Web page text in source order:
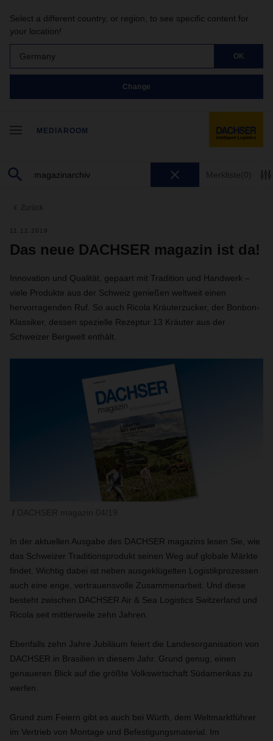
Select a different country, or region, to see specific content for
your location!
Germany OK
Change
MEDIAROOM
Merkliste(0)
Zurück
11.12.2019
Das neue DACHSER magazin ist da!
Innovation und Qualität, gepaart mit Tradition und Handwerk –
viele Produkte aus der Schweiz genießen weltweit einen
hervorragenden Ruf. So auch Ricola Kräuterzucker, der Bonbon-
Klassiker, dessen spezielle Rezeptur 13 Kräuter aus der
Schweizer Bergwelt enthält.
In der aktuellen Ausgabe des DACHSER magazins lesen Sie, wie
das Schweizer Traditionsprodukt seinen Weg auf globale Märkte
findet. Wichtig dabei ist neben ausgeklügelten Logistikprozessen
auch eine enge, vertrauensvolle Zusammenarbeit. Und diese
besteht zwischen DACHSER Air & Sea Logistics Switzerland und
Ricola seit mittlerweile zehn Jahren.
Ebenfalls zehn Jahre Jubiläum feiert die Landesorganisation von
DACHSER in Brasilien in diesem Jahr. Grund genug, einen
genaueren Blick auf die größte Volkswirtschaft Südamerikas zu
werfen.
Grund zum Feiern gibt es auch bei Würth, dem Weltmarktführer
im Vertrieb von Montage und Befestigungsmaterial. Im